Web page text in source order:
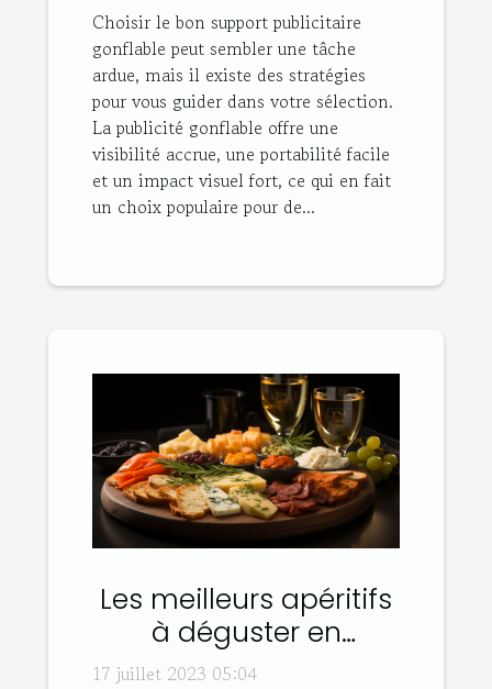
Choisir le bon support publicitaire
gonflable peut sembler une tâche
ardue, mais il existe des stratégies
pour vous guider dans votre sélection.
La publicité gonflable offre une
visibilité accrue, une portabilité facile
et un impact visuel fort, ce qui en fait
un choix populaire pour de...
Les meilleurs apéritifs
à déguster en
entreprise
17 juillet 2023 05:04